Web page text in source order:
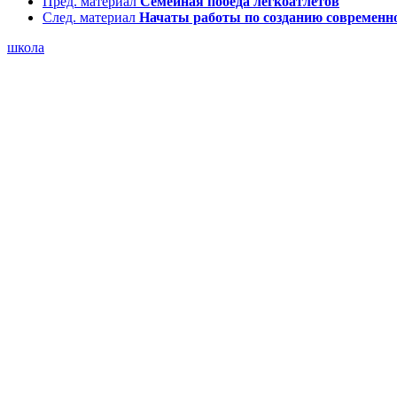
След. материал Начаты работы по созданию
школа